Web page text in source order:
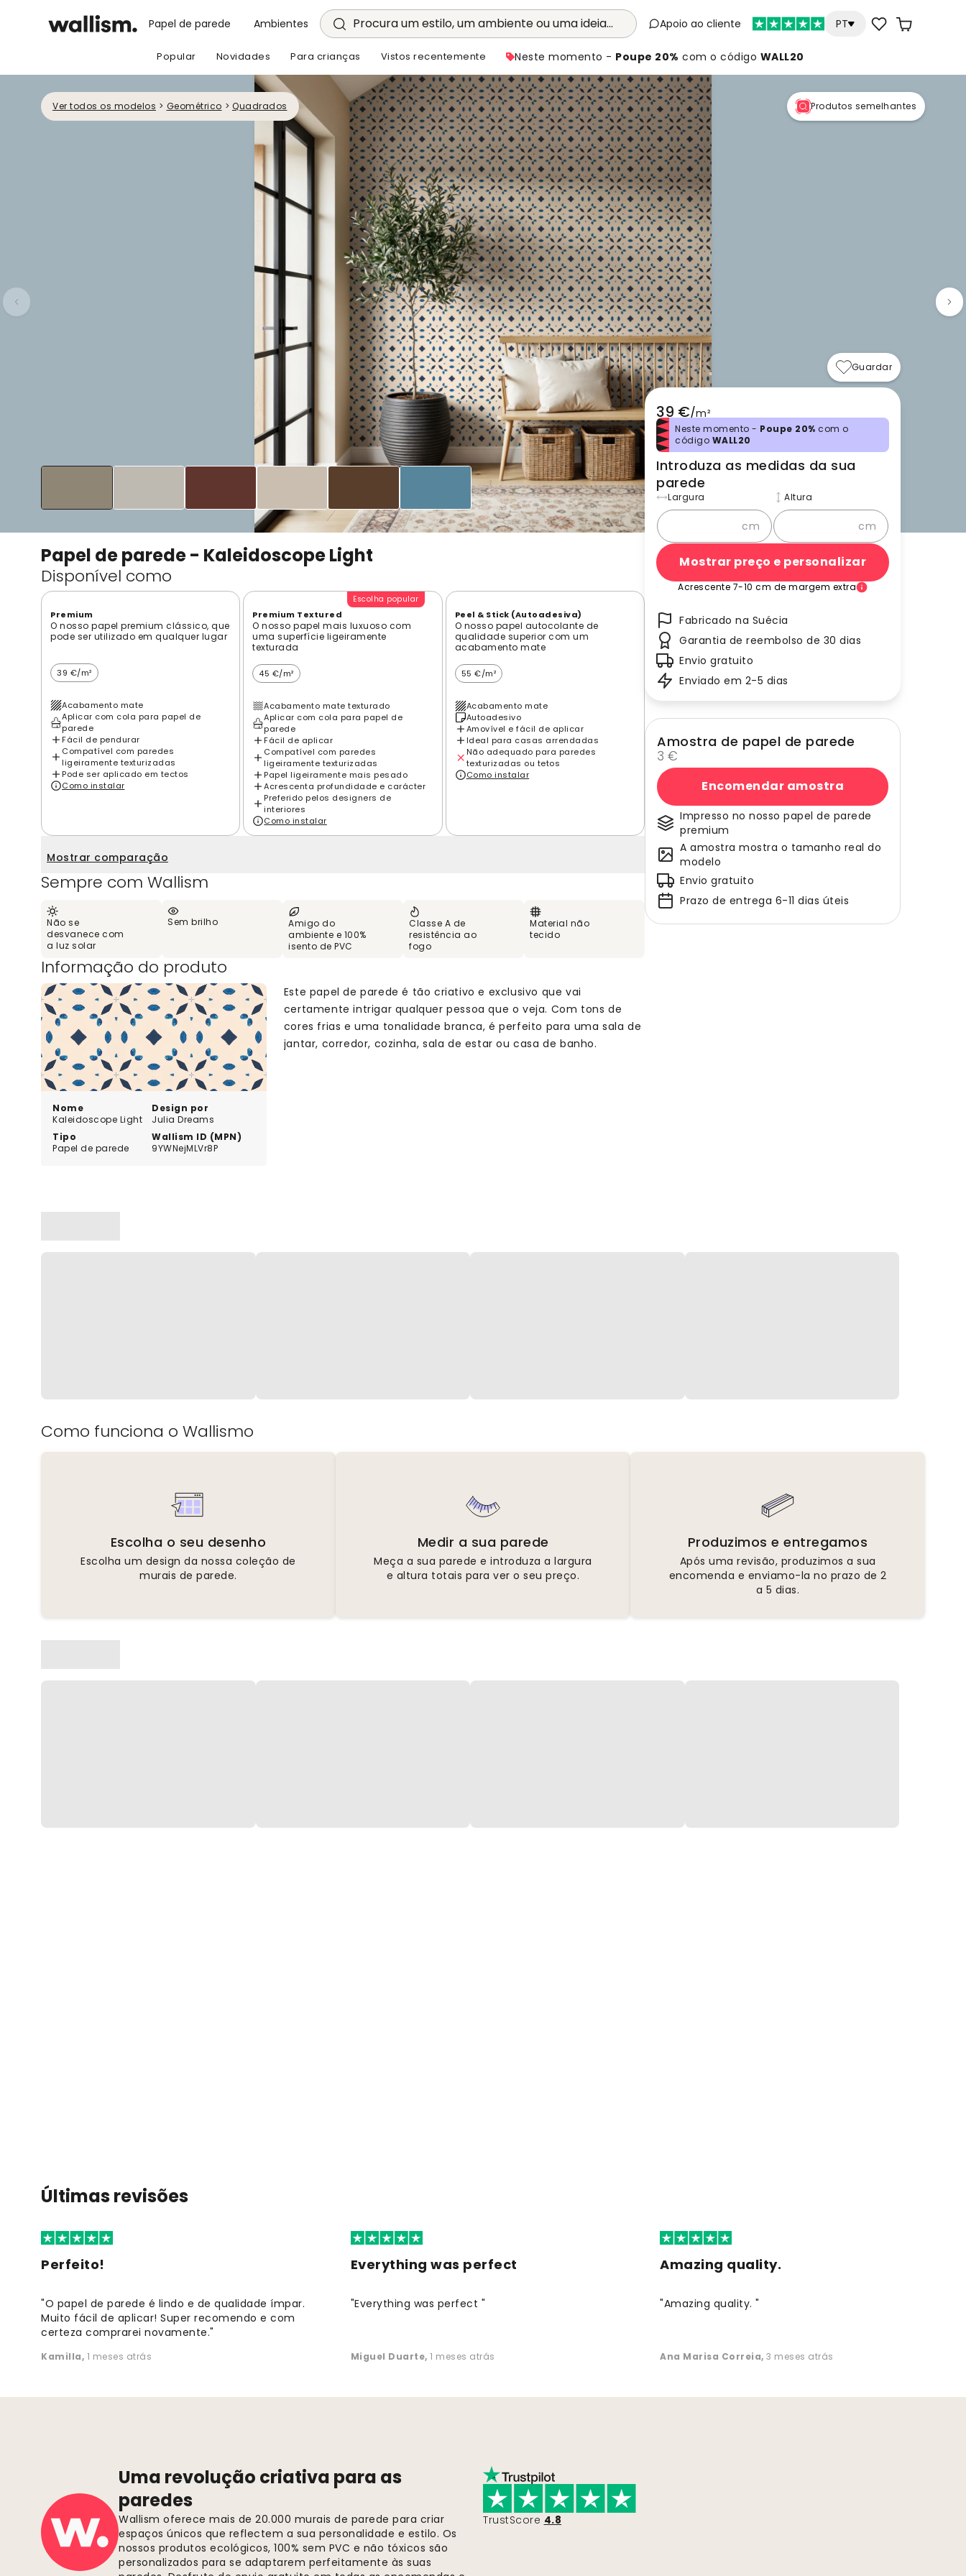
Papel de parede Ambientes Procura um estilo, um ambiente ou uma ideia... Apoio ao cliente PT
Popular Novidades Para crianças Vistos recentemente Neste momento - Poupe 20% com o código WALL20
Ver todos os modelos > Geométrico > Quadrados Produtos semelhantes
Papel de parede - Kaleidoscope Light
Disponível como
Premium
O nosso papel premium clássico, que
pode ser utilizado em qualquer lugar
39 €/m²
Acabamento mate
Aplicar com cola para papel de
parede
Fácil de pendurar
Compatível com paredes
ligeiramente texturizadas
Pode ser aplicado em tectos
Como instalar
Escolha popular
Premium Textured
O nosso papel mais luxuoso com
uma superfície ligeiramente
texturada
45 €/m²
Acabamento mate texturado
Aplicar com cola para papel de
parede
Fácil de aplicar
Compatível com paredes
ligeiramente texturizadas
Papel ligeiramente mais pesado
Acrescenta profundidade e carácter
Preferido pelos designers de
interiores
Como instalar
Peel & Stick (Autoadesiva)
O nosso papel autocolante de
qualidade superior com um
acabamento mate
55 €/m²
Acabamento mate
Autoadesivo
Amovível e fácil de aplicar
Ideal para casas arrendadas
Não adequado para paredes
texturizadas ou tetos
Como instalar
Mostrar comparação
Sempre com Wallism
Não se
desvanece com
a luz solar
Sem brilho
Amigo do
ambiente e 100%
isento de PVC
Classe A de
resistência ao
fogo
Material não
tecido
Informação do produto
Nome
Kaleidoscope Light
Design por
Julia Dreams
Tipo
Papel de parede
Wallism ID (MPN)
9YWNejMLVr8P
Este papel de parede é tão criativo e exclusivo que vai
certamente intrigar qualquer pessoa que o veja. Com tons de
cores frias e uma tonalidade branca, é perfeito para uma sala de
jantar, corredor, cozinha, sala de estar ou casa de banho.
Guardar
39 €/m²
Neste momento - Poupe 20% com o
código WALL20
Introduza as medidas da sua
parede
Largura
cm
Altura
cm
Mostrar preço e personalizar
Acrescente 7-10 cm de margem extra
Fabricado na Suécia
Garantia de reembolso de 30 dias
Envio gratuito
Enviado em 2-5 dias
Amostra de papel de parede
3 €
Encomendar amostra
Impresso no nosso papel de parede
premium
A amostra mostra o tamanho real do
modelo
Envio gratuito
Prazo de entrega 6-11 dias úteis
Como funciona o Wallismo
Escolha o seu desenho
Escolha um design da nossa coleção de
murais de parede.
Medir a sua parede
Meça a sua parede e introduza a largura
e altura totais para ver o seu preço.
Produzimos e entregamos
Após uma revisão, produzimos a sua
encomenda e enviamo-la no prazo de 2
a 5 dias.
Últimas revisões
Perfeito!
"O papel de parede é lindo e de qualidade ímpar.
Muito fácil de aplicar! Super recomendo e com
certeza comprarei novamente."
Kamilla, 1 meses atrás
Everything was perfect
"Everything was perfect "
Miguel Duarte, 1 meses atrás
Amazing quality.
"Amazing quality. "
Ana Marisa Correia, 3 meses atrás
Uma revolução criativa para as
paredes
Wallism oferece mais de 20.000 murais de parede para criar
espaços únicos que reflectem a sua personalidade e estilo. Os
nossos produtos ecológicos, 100% sem PVC e não tóxicos são
personalizados para se adaptarem perfeitamente às suas
TrustScore 4.8